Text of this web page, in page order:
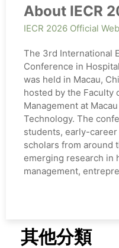
其他分類
About IECR
IECR 2026 Official
The 3rd International
Conference in
was held in Macau,
hosted by the Faculty
Management at
Technology. The
students, early-
scholars from around
emerging research in
management,